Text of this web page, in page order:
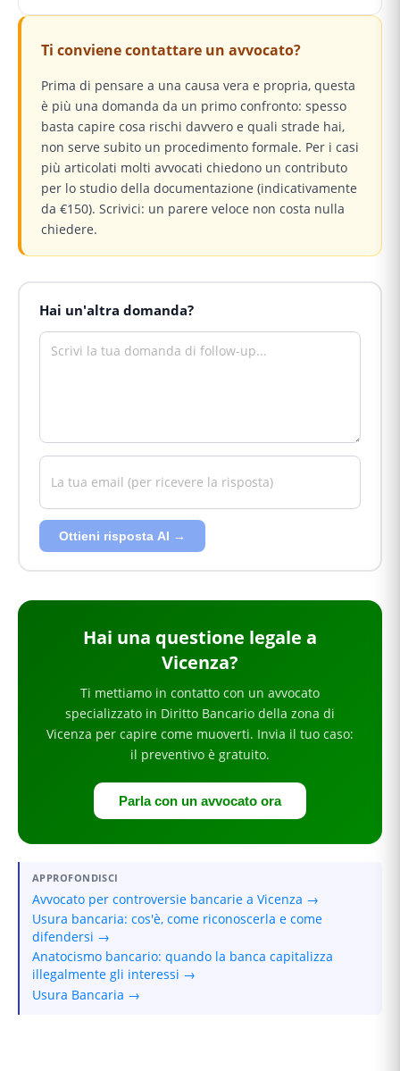
Ti conviene contattare un avvocato?
Prima di pensare a una causa vera e propria, questa
è più una domanda da un primo confronto: spesso
basta capire cosa rischi davvero e quali strade hai,
non serve subito un procedimento formale. Per i casi
più articolati molti avvocati chiedono un contributo
per lo studio della documentazione (indicativamente
da €150). Scrivici: un parere veloce non costa nulla
chiedere.
Hai un'altra domanda?
Ottieni risposta AI →
Hai una questione legale a
Vicenza?
Ti mettiamo in contatto con un avvocato
specializzato in Diritto Bancario della zona di
Vicenza per capire come muoverti. Invia il tuo caso:
il preventivo è gratuito.
Parla con un avvocato ora
APPROFONDISCI
Avvocato per controversie bancarie a Vicenza →
Usura bancaria: cos'è, come riconoscerla e come
difendersi →
Anatocismo bancario: quando la banca capitalizza
illegalmente gli interessi →
Usura Bancaria →